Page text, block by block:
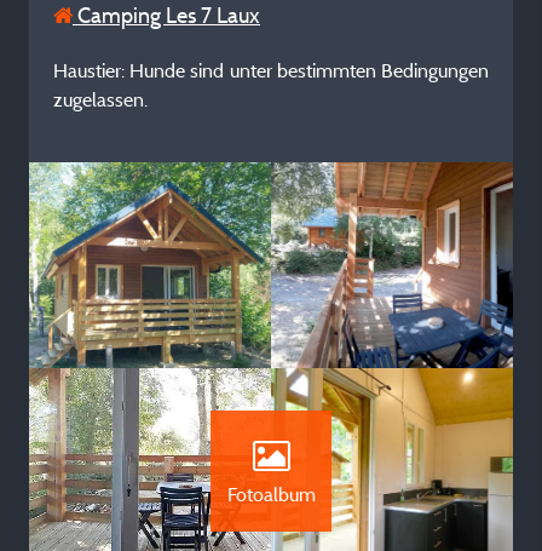
Camping Les 7 Laux
Haustier: Hunde sind unter bestimmten Bedingungen
zugelassen.
Fotoalbum